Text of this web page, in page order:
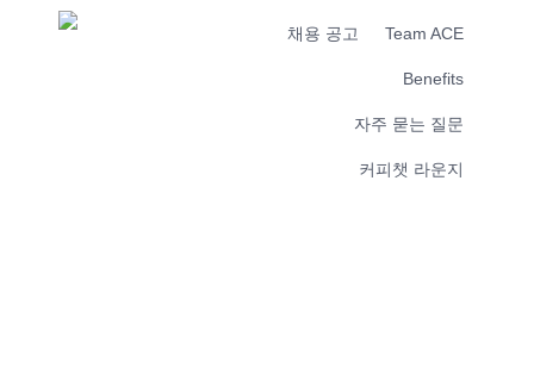
채용 공고 Team ACE
Benefits
자주 묻는 질문
커피챗 라운지